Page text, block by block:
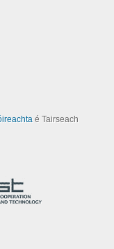
é Tairseach